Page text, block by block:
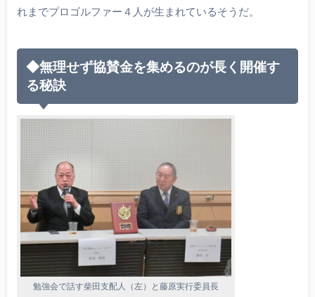
れまでプロゴルファー４人が生まれているそうだ。
◆無理せず協賛金を集めるのが長く開催す
る秘訣
勉強会で話す柴田支配人（左）と藤原実行委員長